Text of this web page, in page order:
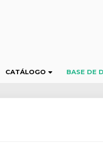
CATÁLOGO BASE DE